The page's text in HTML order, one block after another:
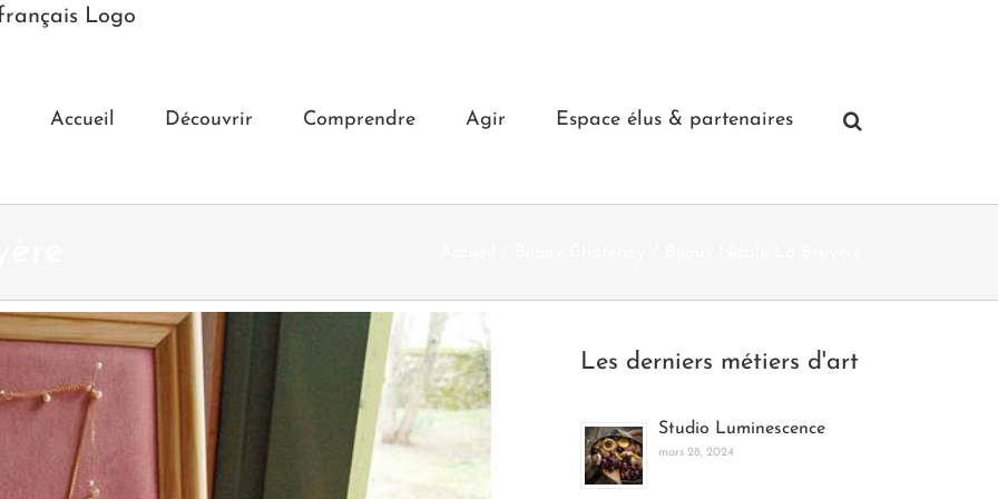
Accueil Découvrir Comprendre Agir Espace élus & partenaires
Les derniers métiers d'art
Studio Luminescence
mars 28, 2024